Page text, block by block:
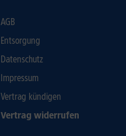
AGB
Entsorgung
Datenschutz
Impressum
Vertrag kündigen
Vertrag widerrufen